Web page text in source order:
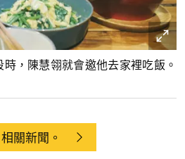
，陳慧翎就會邀他去家裡吃飯。
關新聞。